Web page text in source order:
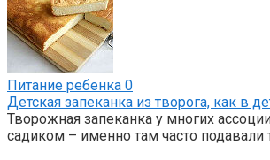
Питание ребенка 0
Детская запеканка из творога, как в
Творожная запеканка у многих
садиком – именно там часто подавали